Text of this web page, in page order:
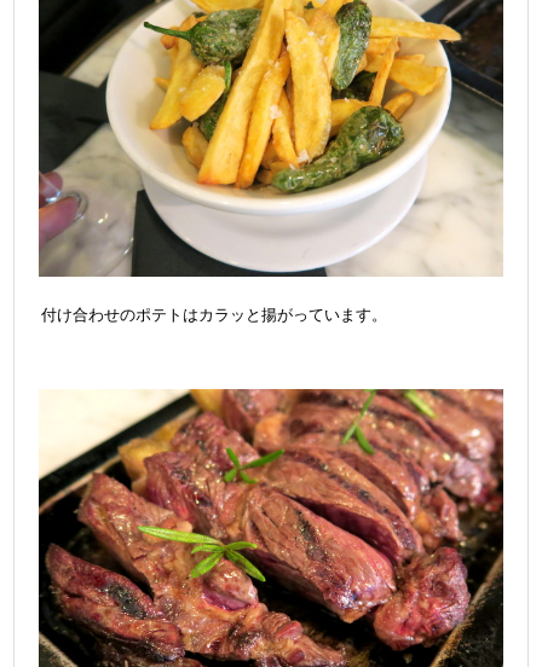
付け合わせのポテトはカラッと揚がっています。